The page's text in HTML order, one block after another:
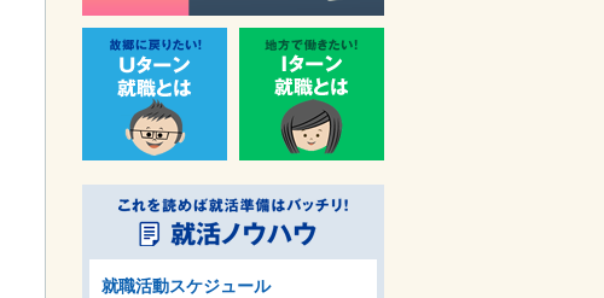
就職活動スケジュール